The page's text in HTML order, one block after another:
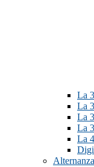
La
La
La
La
La